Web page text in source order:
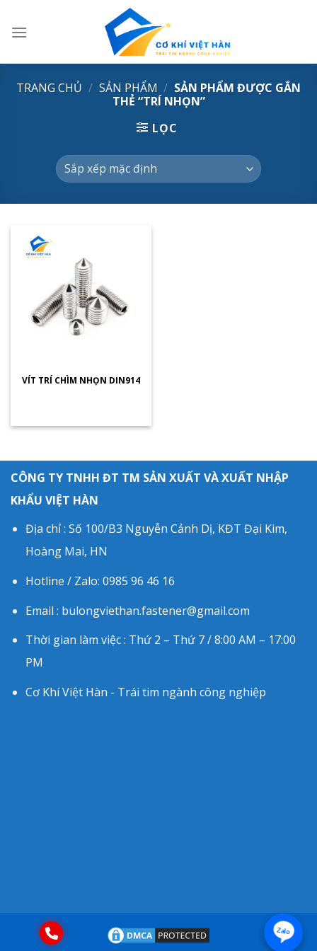
TRANG CHỦ / SẢN PHẨM / SẢN PHẨM ĐƯỢC GẮN
THẺ “TRÍ NHỌN”
LỌC
VÍT TRÍ CHÌM NHỌN DIN914
CÔNG TY TNHH ĐT TM SẢN XUẤT VÀ XUẤT NHẬP
KHẨU VIỆT HÀN
Địa chỉ : Số 100/B3 Nguyễn Cảnh Dị, KĐT Đại Kim,
Hoàng Mai, HN
Hotline / Zalo: 0985 96 46 16
Email : bulongviethan.fastener@gmail.com
Thời gian làm việc : Thứ 2 – Thứ 7 / 8:00 AM – 17:00
PM
Cơ Khí Việt Hàn - Trái tim ngành công nghiệp
Zalo